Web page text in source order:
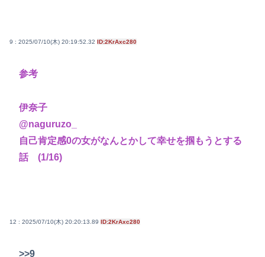
9 : 2025/07/10(木) 20:19:52.32 ID:2KrAxc280
参考
伊奈子
@naguruzo_
自己肯定感0の女がなんとかして幸せを掴もうとする
話 (1/16)
12 : 2025/07/10(木) 20:20:13.89 ID:2KrAxc280
>>9